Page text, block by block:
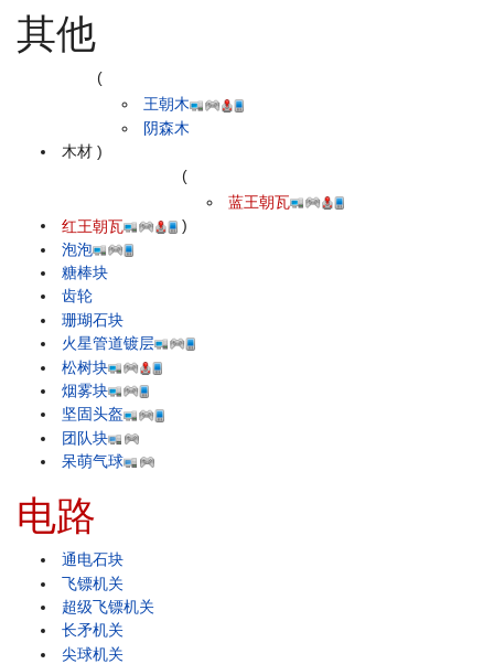
其他
木材
(
王朝木
阴森木
)
红王朝瓦
(
蓝王朝瓦
)
泡泡
糖棒块
齿轮
珊瑚石块
火星管道镀层
松树块
烟雾块
坚固头盔
团队块
呆萌气球
电路
通电石块
飞镖机关
超级飞镖机关
长矛机关
尖球机关